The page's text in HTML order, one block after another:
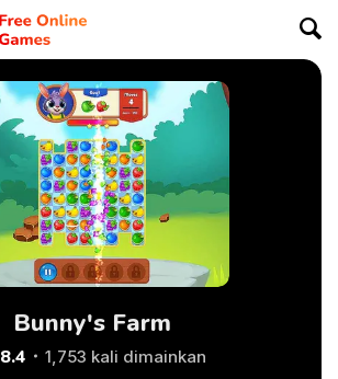
Bunny's Farm
8.4 1,753 kali dimainkan